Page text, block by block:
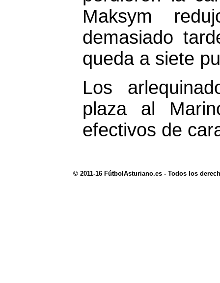
Maksym
demasiado
queda a siete
Los
plaza al
efectivos de
© 2011-16 FútbolAsturiano.es - Todos los